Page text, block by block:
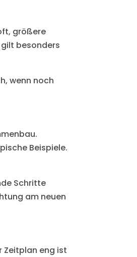
größere
besonders
wenn noch
Beispiele.
Schritte
am neuen
Zeitplan eng ist